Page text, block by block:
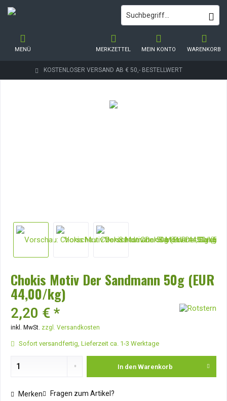
KOSTENLOSER VERSAND AB € 50,- BESTELLWERT
WARENKORB
MERKZETTEL MEIN KONTO
MENÜ
Chokis Motiv Der Sandmann 50g (EUR
44,00/kg)
2,20 € *
inkl. MwSt. zzgl. Versandkosten
Sofort versandfertig, Lieferzeit ca. 1-3 Werktage
In den Warenkorb
Merken Fragen zum Artikel?